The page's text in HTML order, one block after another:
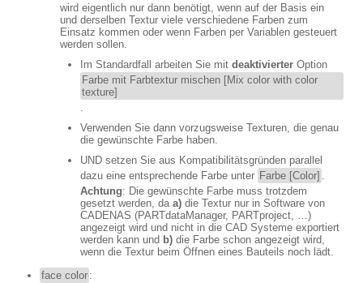
wird eigentlich nur dann benötigt, wenn auf der Basis ein
und derselben Textur viele verschiedene Farben zum
Einsatz kommen oder wenn Farben per Variablen gesteuert
werden sollen.
Im Standardfall arbeiten Sie mit deaktivierter Option
Farbe mit Farbtextur mischen [Mix color with color
texture]
Verwenden Sie dann vorzugsweise Texturen, die genau
die gewünschte Farbe haben.
UND setzen Sie aus Kompatibilitätsgründen parallel
dazu eine entsprechende Farbe unter Farbe [Color]
Achtung: Die gewünschte Farbe muss trotzdem
gesetzt werden, da a) die Textur nur in Software von
CADENAS (PARTdataManager, PARTproject, …)
angezeigt wird und nicht in die CAD Systeme exportiert
werden kann und b) die Farbe schon angezeigt wird,
wenn die Textur beim Öffnen eines Bauteils noch lädt.
face color :